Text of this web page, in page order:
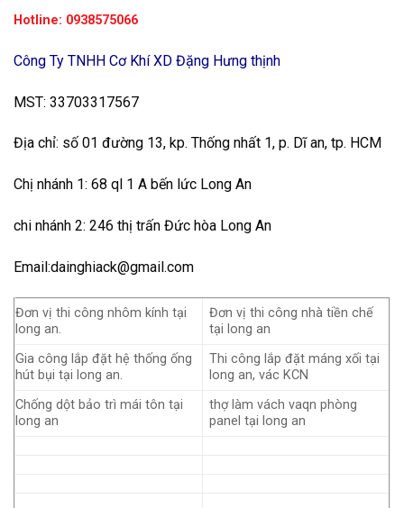
Hotline: 0938575066
Công Ty TNHH Cơ Khí XD Đặng Hưng thịnh
MST: 33703317567
Địa chỉ: số 01 đường 13, kp. Thống nhất 1, p. Dĩ an, tp. HCM
Chị nhánh 1: 68 ql 1 A bến lức Long An
chi nhánh 2: 246 thị trấn Đức hòa Long An
Email:dainghiack@gmail.com
Đơn vị thi công nhôm kính tại
long an.
Đơn vị thi công nhà tiền chế
tại long an
Gia công lắp đặt hệ thống ống
hút bụi tại long an.
Thi công lắp đặt máng xối tại
long an, vác KCN
Chống dột bảo trì mái tôn tại
long an
thợ làm vách vaqn phòng
panel tại long an